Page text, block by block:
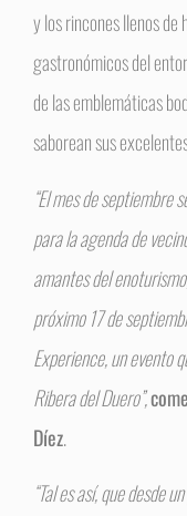
y los rincones llenos
gastronómicos del
de las emblemáticas
saborean sus
“El mes de septiembre
para la agenda de
amantes del
próximo 17 de
Experience, un evento
Ribera del Duero”,
Díez.
“Tal es así, que desde